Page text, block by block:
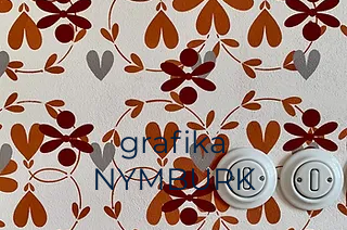
grafika
NYMBURK